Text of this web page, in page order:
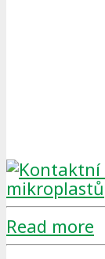
Read more